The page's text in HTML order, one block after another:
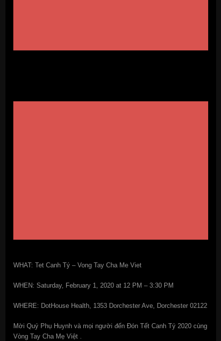
WHAT: Tet Canh Tý – Vong Tay Cha Me Viet
WHEN: Saturday, February 1, 2020 at 12 PM – 3:30 PM
WHERE: DotHouse Health, 1353 Dorchester Ave, Dorchester 02122
Mời Quý Phụ Huynh và mọi người đến Đón Tết Canh Tý 2020 cùng
Vòng Tay Cha Mẹ Việt .